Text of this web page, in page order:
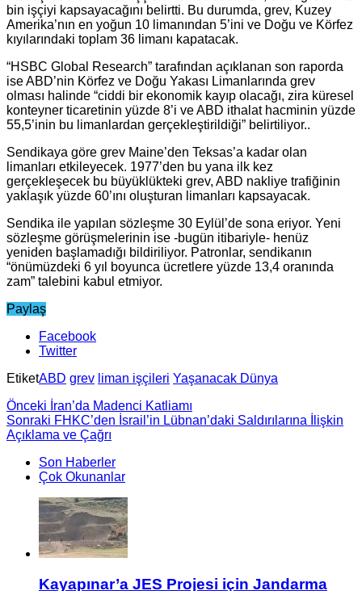
bin işçiyi kapsayacağını belirtti. Bu durumda, grev, Kuzey
Amerika’nın en yoğun 10 limanından 5’ini ve Doğu ve Körfez
kıyılarındaki toplam 36 limanı kapatacak.
“HSBC Global Research” tarafından açıklanan son raporda
ise ABD’nin Körfez ve Doğu Yakası Limanlarında grev
olması halinde “ciddi bir ekonomik kayıp olacağı, zira küresel
konteyner ticaretinin yüzde 8’i ve ABD ithalat hacminin yüzde
55,5’inin bu limanlardan gerçekleştirildiği” belirtiliyor..
Sendikaya göre grev Maine’den Teksas’a kadar olan
limanları etkileyecek. 1977’den bu yana ilk kez
gerçekleşecek bu büyüklükteki grev, ABD nakliye trafiğinin
yaklaşık yüzde 60’ını oluşturan limanları kapsayacak.
Sendika ile yapılan sözleşme 30 Eylül’de sona eriyor. Yeni
sözleşme görüşmelerinin ise -bugün itibariyle- henüz
yeniden başlamadığı bildiriliyor. Patronlar, sendikanın
“önümüzdeki 6 yıl boyunca ücretlere yüzde 13,4 oranında
zam” talebini kabul etmiyor.
Paylaş
Facebook
Twitter
EtiketABD grev liman işçileri Yaşanacak Dünya
Önceki İran’da Madenci Katliamı
Sonraki FHKC’den İsrail’in Lübnan’daki Saldırılarına İlişkin
Açıklama ve Çağrı
Son Haberler
Çok Okunanlar
Kayapınar’a JES Projesi için Jandarma